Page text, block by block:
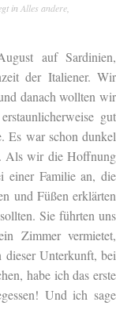
in Alles andere
auf Sardinien,
der Italiener. Wir
danach wollten wir
gut
Es war schon dunkel
Als wir die Hoffnung
einer Familie an, die
und Füßen erklärten
Sie führten uns
Zimmer vermietet,
Unterkunft, bei
habe ich das erste
Und ich sage